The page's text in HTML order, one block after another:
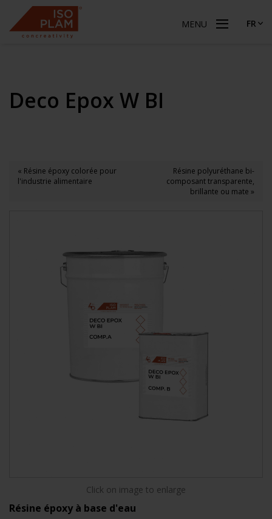
MENU FR
Deco Epox W BI
« Résine époxy colorée pour
l'industrie alimentaire
Résine polyuréthane bi-
composant transparente,
brillante ou mate »
Click on image to enlarge
Résine époxy à base d'eau